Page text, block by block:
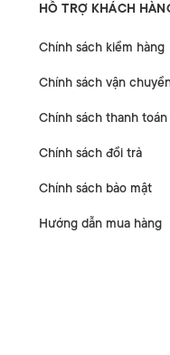
HỖ TRỢ KHÁCH
Chính sách kiểm hàng
Chính sách vận
Chính sách thanh toán
Chính sách đổi trả
Chính sách bảo mật
Hướng dẫn mua hàng